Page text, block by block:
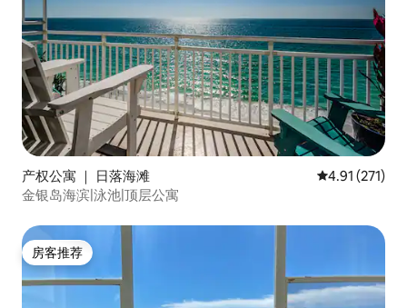
产权公寓 ｜ 日落海滩 平均评分 4.91
4.91 (271)
金银岛海滨|泳池|顶层公寓
房客推荐
房客推荐